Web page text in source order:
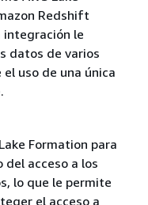
Redshift
integración le
datos de varios
uso de una única
Formation para
del acceso a los
lo que le permite
el acceso a